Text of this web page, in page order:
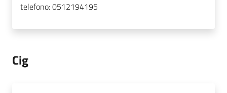
telefono:0512194195
Cig